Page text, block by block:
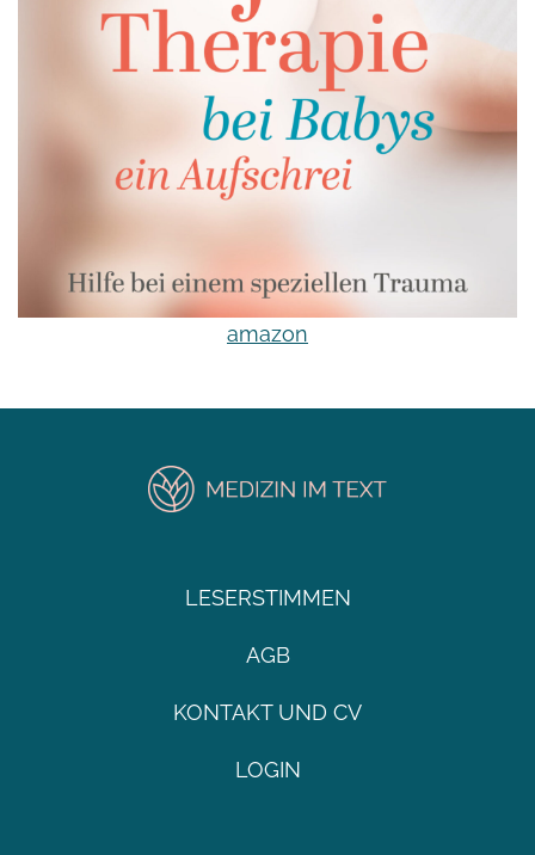
amazon
LESERSTIMMEN
AGB
KONTAKT UND CV
LOGIN